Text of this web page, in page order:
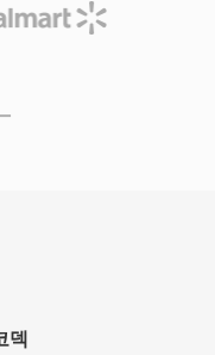
를 능가합니
Zoom,
덱